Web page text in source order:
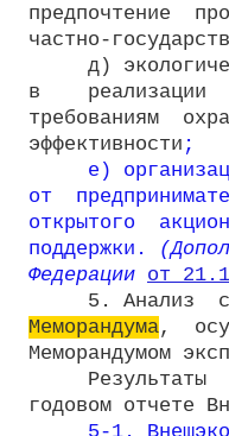
предпочтение
частно-
д)
в    реализации
требованиям
эффективности ;
е)
от
открытого
поддержки.
Федерации от
Меморандума,
Меморандумом
Результаты
годовом отчете